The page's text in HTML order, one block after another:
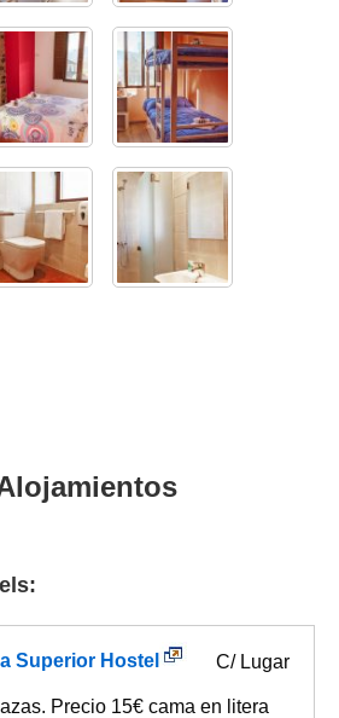
Superior Hostel C/ Lugar
Precio 15€ cama en litera